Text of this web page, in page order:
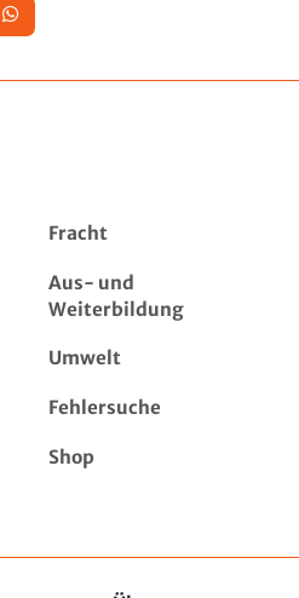
Fracht
Aus- und
Weiterbildung
Umwelt
Fehlersuche
Shop